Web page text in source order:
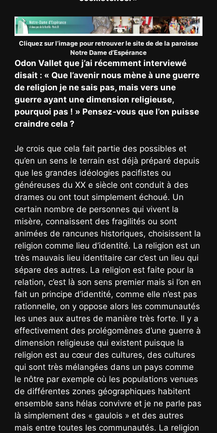
Cliquez sur l’image pour retrouver le site de de la paroisse
Notre Dame d’Espérance
Odon Vallet que j’ai récemment interviewé
disait : « Que l’avenir nous mène à une guerre
de religion je ne sais pas, mais vers une
guerre ayant une dimension religieuse,
pourquoi pas ! » Pensez-vous que l’on puisse
craindre cela ?
Je crois que cela fait partie des possibles et
qu’en un sens le terrain est déjà préparé depuis
que les grandes idéologies pacifistes ou
généreuses du XX e siècle ont conduit à des
drames ou ont tout simplement échoué. Un
certain nombre de personnes qui vivent la
misère, connaissent des fragilités ou sont
animées de rancunes historiques, choisissent la
religion comme lieu d’identité. La religion est un
très mauvais lieu identitaire car c’est un lieu qui
sépare des autres. La religion est faite pour la
relation, c’est là son sens premier mais si l’on en
fait un principe d’identité, comme elle n’est pas
rationnelle, on y oppose alors les communautés
les unes aux autres de manière très forte. Il y a
effectivement des prolégomènes d’une guerre à
dimension religieuse qui existent puisque la
religion est au cœur des cultures, des cultures
qui sont très mélangées dans un pays comme
le nôtre par exemple où les populations venues
de différentes zones géographiques habitent
ensemble sans hélas convivre et je ne parle pas
là simplement des « gaulois » et des autres
mais entre toutes les communautés. La religion